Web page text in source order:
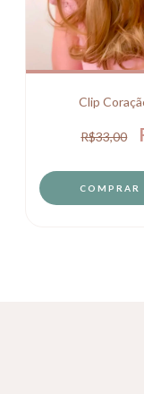
Clip
R$33,00